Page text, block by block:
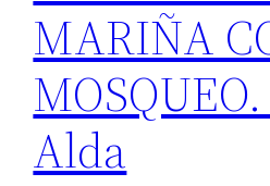
MARIÑA
Alda